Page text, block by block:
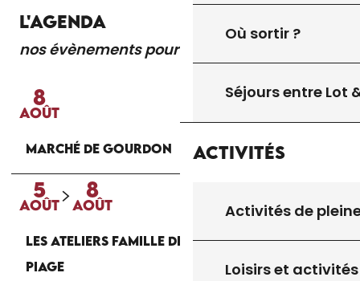
Où sortir ?
Séjours entre Lot
Activités
Activités de
Loisirs et activités
L'AGENDA
nos évènements pour vous
Lire la suite
8
AOÛT
MARCHÉ DE GOURDON
5
AOÛT
8
AOÛT
LES ATELIERS FAMILLE DE LA MAISON DU
PIAGE